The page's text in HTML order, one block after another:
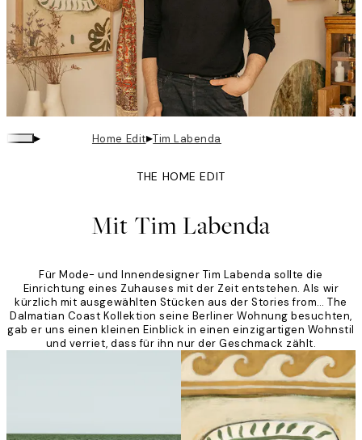
▸ Home Edit▸Tim Labenda
THE HOME EDIT
Mit Tim Labenda
Für Mode- und Innendesigner Tim Labenda sollte die
Einrichtung eines Zuhauses mit der Zeit entstehen. Als wir
kürzlich mit ausgewählten Stücken aus der Stories from… The
Dalmatian Coast Kollektion seine Berliner Wohnung besuchten,
gab er uns einen kleinen Einblick in einen einzigartigen Wohnstil
und verriet, dass für ihn nur der Geschmack zählt.